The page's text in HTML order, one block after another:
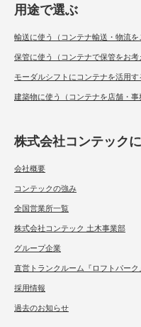
用途で選ぶ
輸送に使う（コンテナ輸送・物流を
保管に使う（コンテナで保管をお考
モーダルシフトにコンテナを活用
建築物に使う（コンテナを店舗・
株式会社コンテック
会社概要
コンテックの強み
全国営業所一覧
株式会社コンテック 土木事業部
グループ企業
直営トランクルーム『ロフトパーク
採用情報
過去のお知らせ